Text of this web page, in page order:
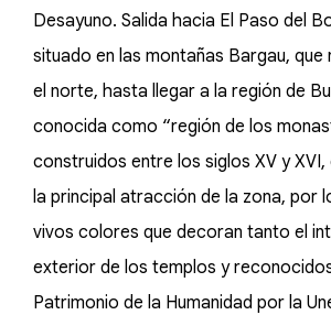
Desayuno. Salida hacia El Paso del
situado en las montañas Bargau, que
el norte, hasta llegar a la región de
conocida como “región de los
construidos entre los siglos XV y
la principal atracción de la zona, por
vivos colores que decoran tanto el
exterior de los templos y
Patrimonio de la Humanidad por la